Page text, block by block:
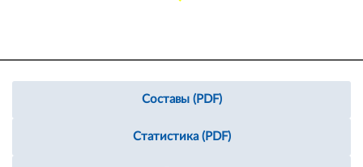
Составы (PDF)
Статистика (PDF)